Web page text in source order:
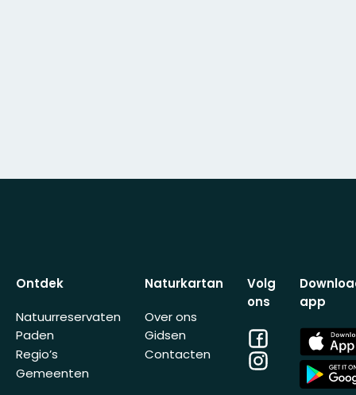
Ontdek
Natuurreservaten
Paden
Regio’s
Gemeenten
Naturkartan
Over ons
Gidsen
Contacten
Volg
ons
Facebook
Instagram
app
App
Store
App
Store